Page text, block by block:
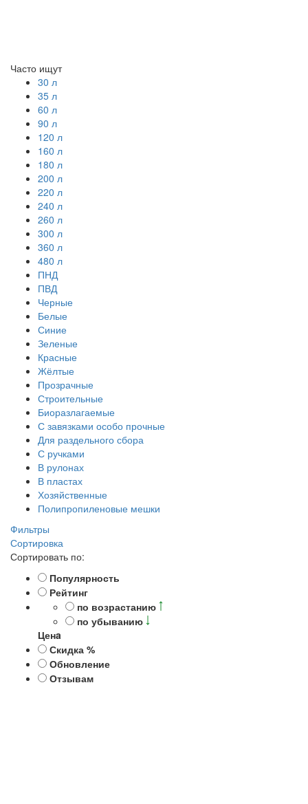
Часто ищут
30 л
35 л
60 л
90 л
120 л
160 л
180 л
200 л
220 л
240 л
260 л
300 л
360 л
480 л
ПНД
ПВД
Черные
Белые
Синие
Зеленые
Красные
Жёлтые
Прозрачные
Строительные
Биоразлагаемые
С завязками особо прочные
Для раздельного сбора
С ручками
В рулонах
В пластах
Хозяйственные
Полипропиленовые мешки
Фильтры
Сортировка
Сортировать по:
Популярность
Рейтинг
по возрастанию
по убыванию
Ценa
Скидка %
Обновление
Отзывам